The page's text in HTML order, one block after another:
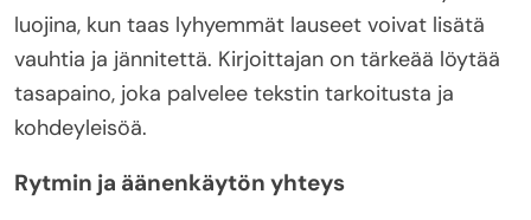
luojina, kun taas lyhyemmät lauseet voivat lisätä
vauhtia ja jännitettä. Kirjoittajan on tärkeää löytää
tasapaino, joka palvelee tekstin tarkoitusta ja
kohdeyleisöä.
Rytmin ja äänenkäytön yhteys